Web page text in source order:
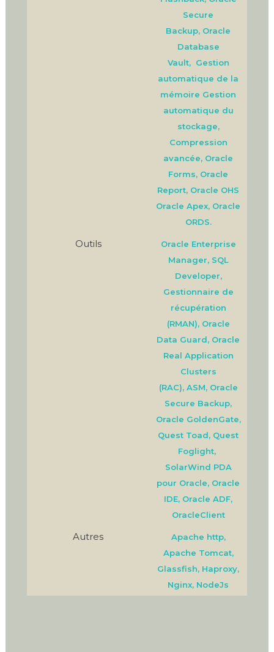
Secure
Backup, Oracle
Database
Vault, Gestion
automatique de la
mémoire Gestion
automatique du
stockage,
Compression
avancée, Oracle
Forms, Oracle
Report, Oracle OHS
Oracle Apex, Oracle
ORDS.
Outils
Oracle Enterprise
Manager, SQL
Developer,
Gestionnaire de
récupération
(RMAN), Oracle
Data Guard, Oracle
Real Application
Clusters
(RAC), ASM, Oracle
Secure Backup,
Oracle GoldenGate,
Quest Toad, Quest
Foglight,
SolarWind PDA
pour Oracle, Oracle
IDE, Oracle ADF,
OracleClient
Autres
Apache http,
Apache Tomcat,
Glassfish, Haproxy,
Nginx, NodeJs